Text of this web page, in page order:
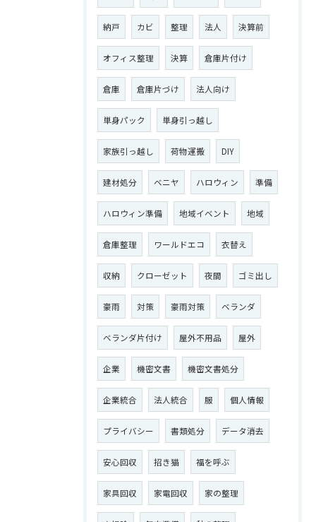
納戸 カビ 整理 法人 決算前
オフィス整理 決算 倉庫片付け
倉庫 倉庫片づけ 法人向け
単身パック 単身引っ越し
家族引っ越し 荷物運搬 DIY
建材処分 ベニヤ ハロウィン 準備
ハロウィン準備 地域イベント 地域
倉庫整理 ワールドエコ 衣替え
収納 クローゼット 夜間 ゴミ出し
豪雨 対策 豪雨対策 ベランダ
ベランダ片付け 屋外不用品 屋外
企業 機密文書 機密文書処分
企業統合 法人統合 服 個人情報
プライバシー 書類処分 データ消去
安心回収 招き猫 福を呼ぶ
家具回収 家電回収 家の整理
お問い合わせはこちら